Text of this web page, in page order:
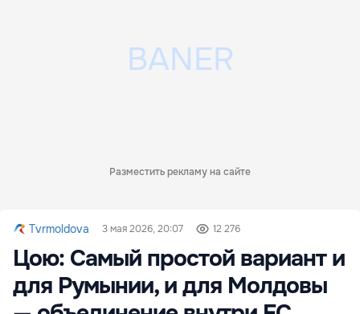
Разместить рекламу на сайте
Tvrmoldova 3 мая 2026, 20:07 12 276
Цою: Самый простой вариант и
для Румынии, и для Молдовы